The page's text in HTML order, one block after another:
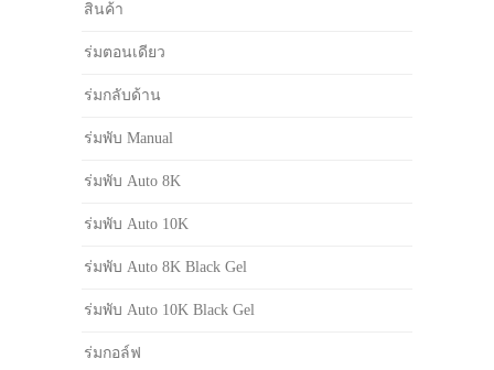
สินค้า
ร่มตอนเดียว
ร่มกลับด้าน
ร่มพับ Manual
ร่มพับ Auto 8K
ร่มพับ Auto 10K
ร่มพับ Auto 8K Black Gel
ร่มพับ Auto 10K Black Gel
ร่มกอล์ฟ